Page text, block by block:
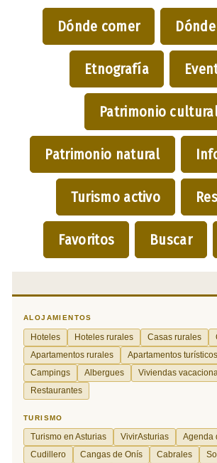
Dónde comer
Etnografía
Patrimonio
Patrimonio natural
Turismo activo
Favoritos Buscar